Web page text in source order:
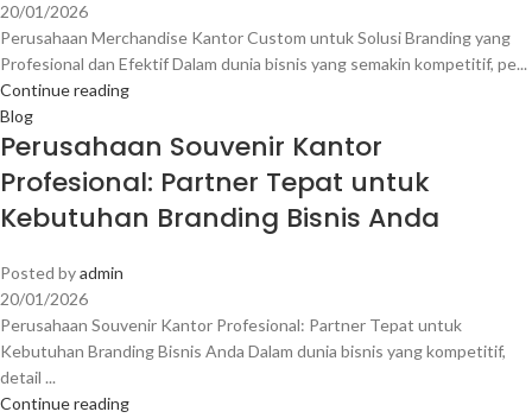
20/01/2026
Perusahaan Merchandise Kantor Custom untuk Solusi Branding yang
Profesional dan Efektif Dalam dunia bisnis yang semakin kompetitif, pe...
Continue reading
Blog
Perusahaan Souvenir Kantor
Profesional: Partner Tepat untuk
Kebutuhan Branding Bisnis Anda
Posted byadmin
20/01/2026
Perusahaan Souvenir Kantor Profesional: Partner Tepat untuk
Kebutuhan Branding Bisnis Anda Dalam dunia bisnis yang kompetitif,
detail ...
Continue reading